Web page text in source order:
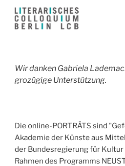
Wir danken Gabriela
grozügige Unterstützung.
Die online-PORTRÄTS sind
Akademie der Künste aus
der Bundesregierung für Kultur
Rahmen des Programms